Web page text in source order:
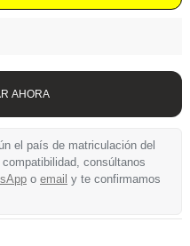
AHORA
el país de matriculación del
consúltanos
o email y te confirmamos